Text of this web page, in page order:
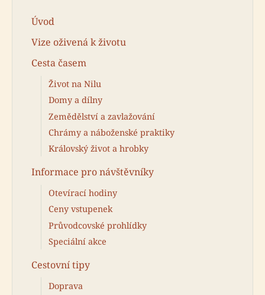
Úvod
Vize oživená k životu
Cesta časem
Život na Nilu
Domy a dílny
Zemědělství a zavlažování
Chrámy a náboženské praktiky
Královský život a hrobky
Informace pro návštěvníky
Otevírací hodiny
Ceny vstupenek
Průvodcovské prohlídky
Speciální akce
Cestovní tipy
Doprava